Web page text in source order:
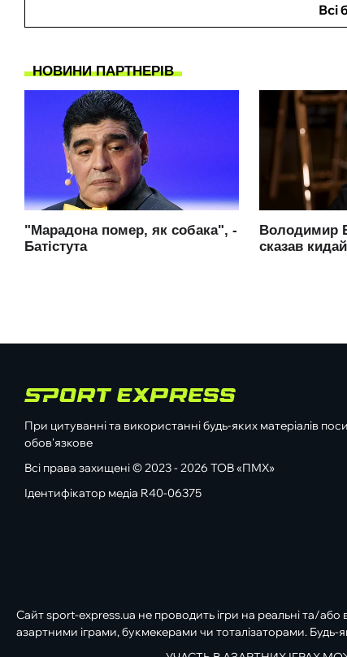
Всі
При цитуванні та використанні будь-яких матеріалів
обов'язкове
Всі права захищені © 2023 - 2026 ТОВ «ПМХ»
Ідентифікатор медіа R40-06375
Сайт sport-express.ua не проводить ігри на реальні та/або
азартними іграми, букмекерами чи тоталізаторами. Будь-